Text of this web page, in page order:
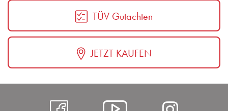
TÜV Gutachten
JETZT KAUFEN